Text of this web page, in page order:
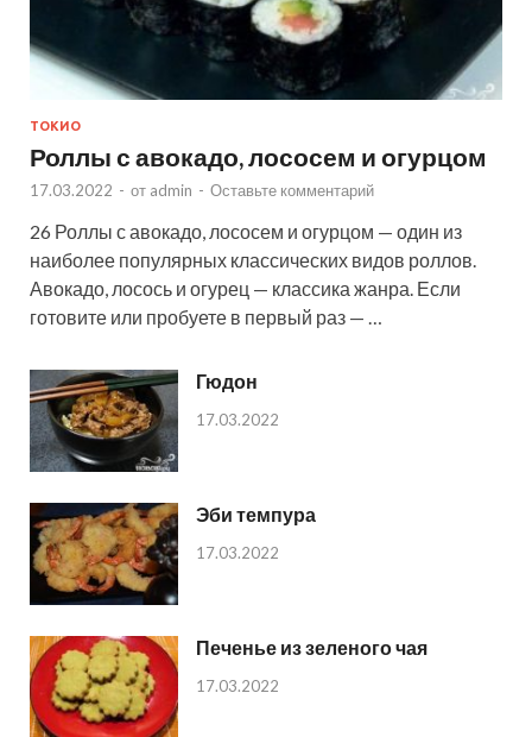
ТОКИО
Роллы с авокадо, лососем и огурцом
17.03.2022 - от admin - Оставьте комментарий
26 Роллы с авокадо, лососем и огурцом — один из
наиболее популярных классических видов роллов.
Авокадо, лосось и огурец — классика жанра. Если
готовите или пробуете в первый раз — …
Гюдон
17.03.2022
Эби темпура
17.03.2022
Печенье из зеленого чая
17.03.2022